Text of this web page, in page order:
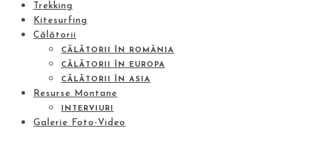
Trekking
Kitesurfing
Călătorii
CĂLĂTORII ÎN ROMÂNIA
CĂLĂTORII ÎN EUROPA
CĂLĂTORII ÎN ASIA
Resurse Montane
INTERVIURI
Galerie Foto-Video